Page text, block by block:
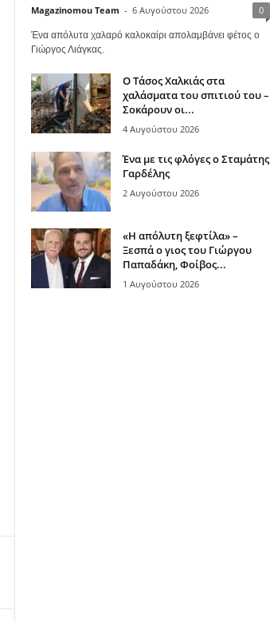
Magazinomou Team - 6 Αυγούστου 2026 0
Ένα απόλυτα χαλαρό καλοκαίρι απολαμβάνει φέτος ο
Γιώργος Λιάγκας.
Ο Τάσος Χαλκιάς στα
χαλάσματα του σπιτιού του –
Σοκάρουν οι...
4 Αυγούστου 2026
Ένα με τις φλόγες ο Σταμάτης
Γαρδέλης
2 Αυγούστου 2026
«Η απόλυτη ξεφτίλα» –
Ξεσπά ο γιος του Γιώργου
Παπαδάκη, Φοίβος...
1 Αυγούστου 2026